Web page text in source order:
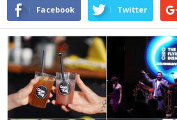
Facebook Twitter